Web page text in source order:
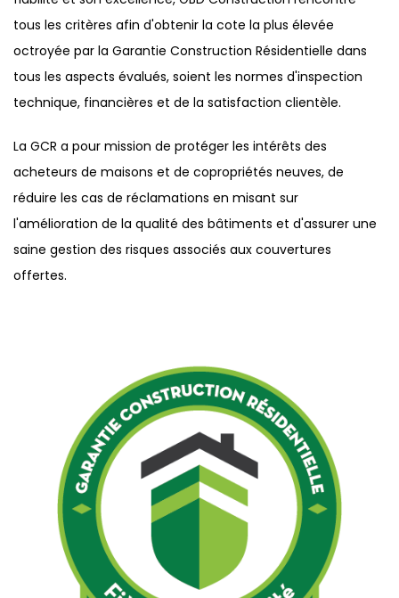
tous les critères afin d'obtenir la cote la plus élevée
octroyée par la Garantie Construction Résidentielle dans
tous les aspects évalués, soient les normes d'inspection
technique, financières et de la satisfaction clientèle.
La GCR a pour mission de protéger les intérêts des
acheteurs de maisons et de copropriétés neuves, de
réduire les cas de réclamations en misant sur
l'amélioration de la qualité des bâtiments et d'assurer une
saine gestion des risques associés aux couvertures
offertes.